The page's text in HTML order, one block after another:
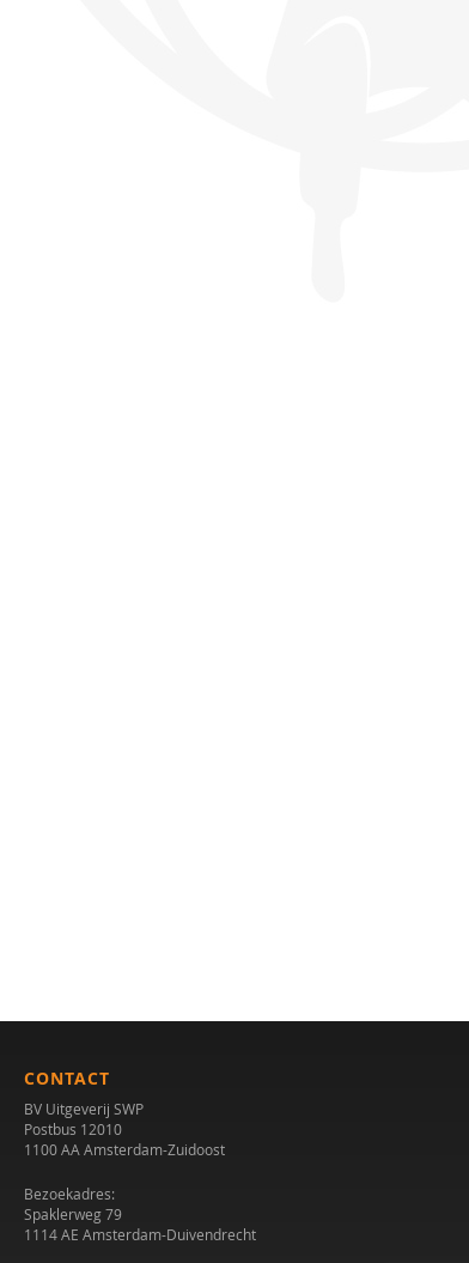
CONTACT
BV Uitgeverij SWP
Postbus 12010
1100 AA Amsterdam-Zuidoost
Bezoekadres:
Spaklerweg 79
1114 AE Amsterdam-Duivendrecht